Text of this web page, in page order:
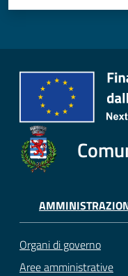
Organi di governo
Aree amministrative